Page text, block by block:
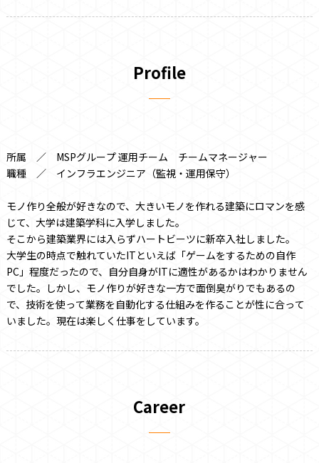
Profile
所属 ／ MSPグループ 運用チーム チームマネージャー
職種 ／ インフラエンジニア（監視・運用保守）
モノ作り全般が好きなので、大きいモノを作れる建築にロマンを感
じて、大学は建築学科に入学しました。
そこから建築業界には入らずハートビーツに新卒入社しました。
大学生の時点で触れていたITといえば「ゲームをするための自作
PC」程度だったので、自分自身がITに適性があるかはわかりません
でした。しかし、モノ作りが好きな一方で面倒臭がりでもあるの
で、技術を使って業務を自動化する仕組みを作ることが性に合って
いました。現在は楽しく仕事をしています。
Career